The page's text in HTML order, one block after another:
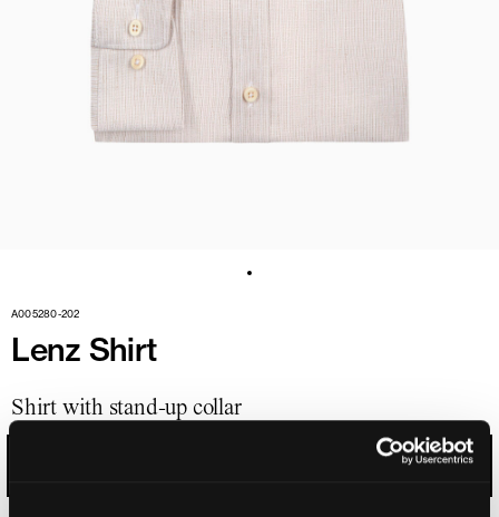
A005280-202
Lenz Shirt
Shirt with stand-up collar